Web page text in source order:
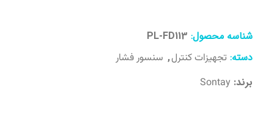
شناسه محصول: PL-FD113
دسته: تجهیزات کنترل, سنسور فشار
برند: Sontay